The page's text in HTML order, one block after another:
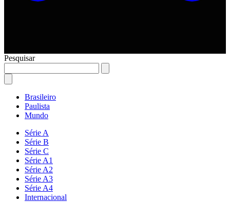
Pesquisar
Brasileiro
Paulista
Mundo
Série A
Série B
Série C
Série A1
Série A2
Série A3
Série A4
Internacional